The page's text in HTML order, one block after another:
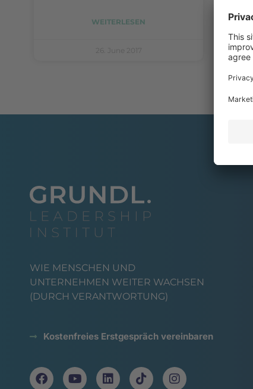
WEITERLESEN
26. June 2017
WIE MENSCHEN UND
UNTERNEHMEN WEITER WACHSEN
(DURCH VERANTWORTUNG)
Kostenfreies Erstgespräch vereinbaren